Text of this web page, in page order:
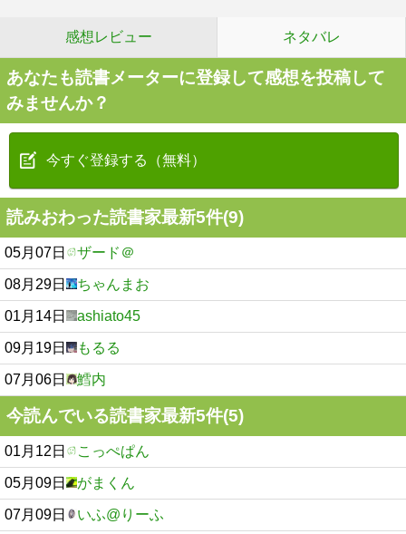
感想レビュー ネタバレ
あなたも読書メーターに登録して感想を投稿して
みませんか？
今すぐ登録する（無料）
読みおわった読書家最新5件(9)
05月07日 ザード＠
08月29日 ちゃんまお
01月14日 ashiato45
09月19日 もるる
07月06日 鱈内
今読んでいる読書家最新5件(5)
01月12日 こっぺぱん
05月09日 がまくん
07月09日 いふ@りーふ